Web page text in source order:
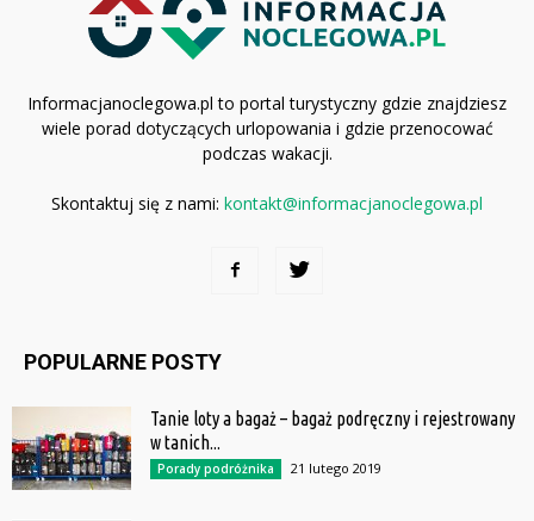
Informacjanoclegowa.pl to portal turystyczny gdzie znajdziesz
wiele porad dotyczących urlopowania i gdzie przenocować
podczas wakacji.
Skontaktuj się z nami: kontakt@informacjanoclegowa.pl
POPULARNE POSTY
Tanie loty a bagaż – bagaż podręczny i rejestrowany
w tanich...
Porady podróżnika 21 lutego 2019